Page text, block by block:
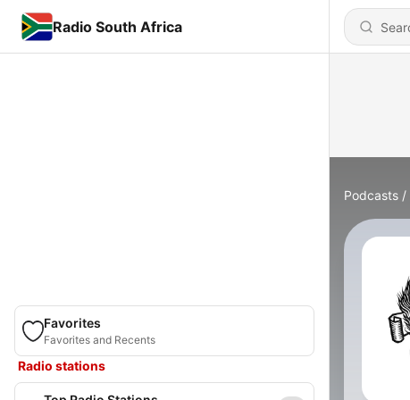
Radio South Africa
Favorites
Favorites and Recents
Radio stations
Podcasts